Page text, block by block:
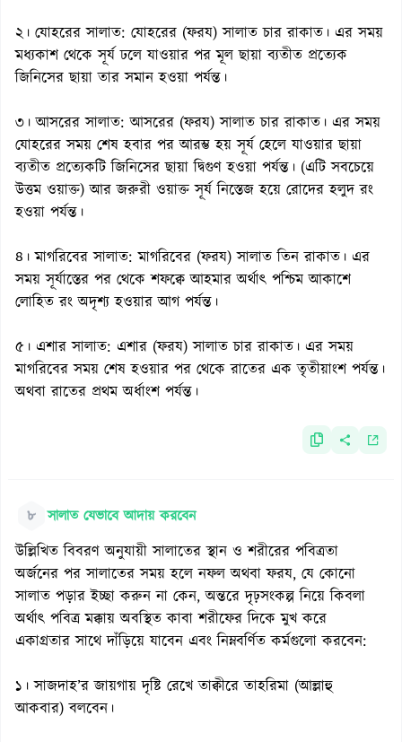
২। যোহরের সালাত: যোহরের (ফরয) সালাত চার রাকাত। এর সময়
মধ্যকাশ থেকে সূর্য ঢলে যাওয়ার পর মূল ছায়া ব্যতীত প্রত্যেক
জিনিসের ছায়া তার সমান হওয়া পর্যন্ত।
৩। আসরের সালাত: আসরের (ফরয) সালাত চার রাকাত। এর সময়
যোহরের সময় শেষ হবার পর আরম্ভ হয় সূর্য হেলে যাওয়ার ছায়া
ব্যতীত প্রত্যেকটি জিনিসের ছায়া দ্বিগুণ হওয়া পর্যন্ত। (এটি সবচেয়ে
উত্তম ওয়াক্ত) আর জরুরী ওয়াক্ত সূর্য নিস্তেজ হয়ে রোদের হলুদ রং
হওয়া পর্যন্ত।
৪। মাগরিবের সালাত: মাগরিবের (ফরয) সালাত তিন রাকাত। এর
সময় সূর্যাস্তের পর থেকে শফক্বে আহমার অর্থাৎ পশ্চিম আকাশে
লোহিত রং অদৃশ্য হওয়ার আগ পর্যন্ত।
৫। এশার সালাত: এশার (ফরয) সালাত চার রাকাত। এর সময়
মাগরিবের সময় শেষ হওয়ার পর থেকে রাতের এক তৃতীয়াংশ পর্যন্ত।
অথবা রাতের প্রথম অর্ধাংশ পর্যন্ত।
৮ সালাত যেভাবে আদায় করবেন
উল্লিখিত বিবরণ অনুযায়ী সালাতের স্থান ও শরীরের পবিত্রতা
অর্জনের পর সালাতের সময় হলে নফল অথবা ফরয, যে কোনো
সালাত পড়ার ইচ্ছা করুন না কেন, অন্তরে দৃঢ়সংকল্প নিয়ে কিবলা
অর্থাৎ পবিত্র মক্কায় অবস্থিত কাবা শরীফের দিকে মুখ করে
একাগ্রতার সাথে দাঁড়িয়ে যাবেন এবং নিম্নবর্ণিত কর্মগুলো করবেন:
১। সাজদাহ’র জায়গায় দৃষ্টি রেখে তাক্বীরে তাহরিমা (আল্লাহু
আকবার) বলবেন।